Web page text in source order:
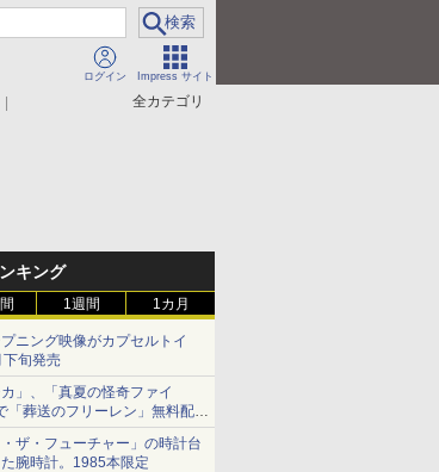
ログイン Impress サイト
全カテゴリ
キング
1週間 1カ月
ニング映像がカプセルトイ
下旬発売
」、「真夏の怪奇ファイ
「葬送のフリーレン」無料配信
配信情報
・ザ・フューチャー」の時計台
腕時計。1985本限定